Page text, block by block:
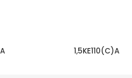
1,5KE110(C)A